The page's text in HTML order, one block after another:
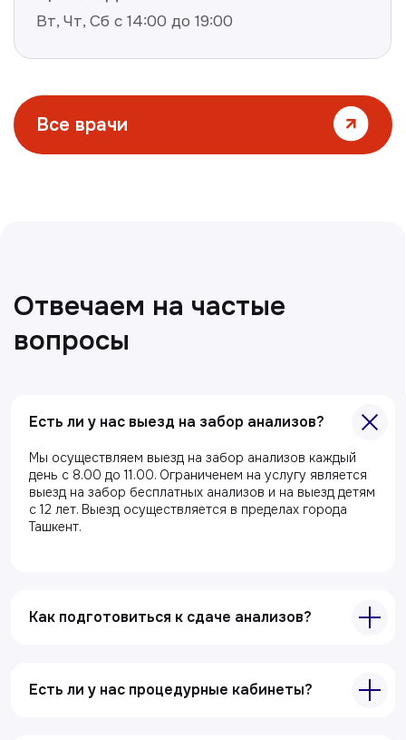
Есть ли у нас выезд на забор анализов?
Мы осуществляем выезд на забор анализов каждый
день с 8.00 до 11.00. Ограниченем на услугу является
выезд на забор бесплатных анализов и на выезд детям
с 12 лет. Выезд осуществляется в пределах города
Ташкент.
Как подготовиться к сдаче анализов?
Есть ли у нас процедурные кабинеты?
Все статьи
Все услуги
Лабораторная диагностика
Главная
Акции
Специалисты